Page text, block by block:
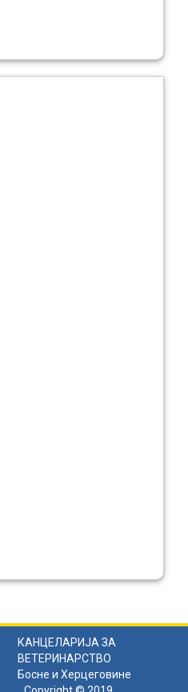
КАНЦЕЛАРИЈА ЗА
ВЕТЕРИНАРСТВО
Босне и Херцеговине